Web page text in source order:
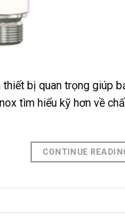
thiết bị quan trọng giúp
tìm hiểu kỹ hơn về
CONTINUE